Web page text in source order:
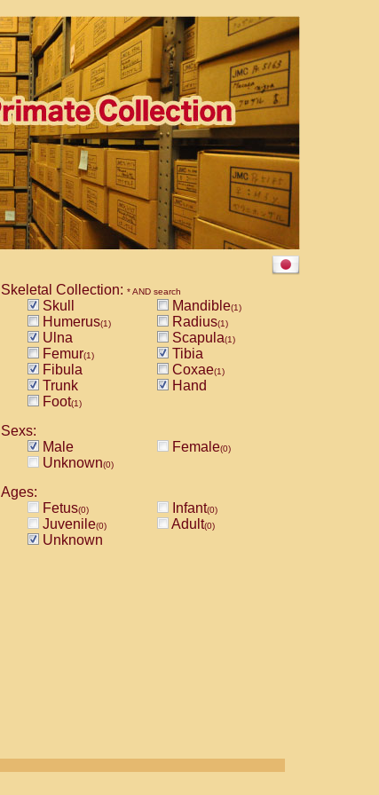
Skeletal Collection: * AND search
Skull Mandible(1)
Humerus(1) Radius(1)
Ulna Scapula(1)
Femur(1)
Tibia
Fibula
Coxae(1)
Trunk
Hand
Foot(1)
Sexs:
Male
Female(0)
Unknown(0)
Ages:
Fetus(0) Infant(0)
Juvenile(0) Adult(0)
Unknown